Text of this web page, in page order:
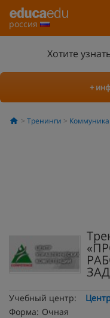
россия
Хотите
+
Тренинги
Учебный центр:
Форма: Очная